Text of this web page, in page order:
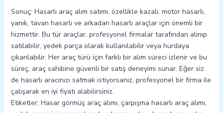
Sonuç: Hasarlı araç alım satımı, özellikle kazalı, motor hasarlı,
yanık, tavan hasarlı ve arkadan hasarlı araçlar için önemli bir
hizmettir. Bu tür araçlar, profesyonel firmalar tarafından alınıp
satılabilir, yedek parça olarak kullanılabilir veya hurdaya
çıkarılabilir. Her araç türü için farklı bir alım süreci izlenir ve bu
süreç, araç sahibine güvenli bir satış deneyimi sunar. Eğer siz
de hasarlı aracınızı satmak istiyorsanız, profesyonel bir firma ile
çalışarak en iyi fiyatı alabilirsiniz.
Etiketler; Hasar görmüş araç alımı, çarpışma hasarlı araç alımı,